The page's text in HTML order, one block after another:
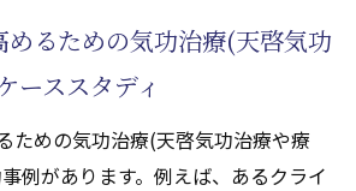
めるための気功治療(天啓気功
ーススタディ
ための気功治療(天啓気功治療や療
例があります。例えば、あるクライ